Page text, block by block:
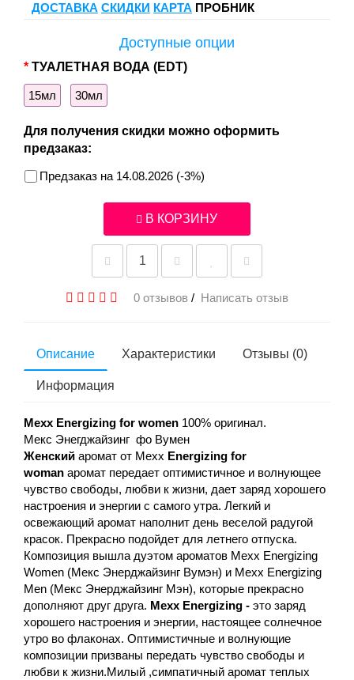
ДОСТАВКА СКИДКИ КАРТА ПРОБНИК
Доступные опции
ТУАЛЕТНАЯ ВОДА (EDT)
15мл 30мл
Для получения скидки можно оформить
предзаказ:
Предзаказ на 14.08.2026 (-3%)
В КОРЗИНУ
0 отзывов / Написать отзыв
Описание Характеристики Отзывы (0)
Информация
Mexx Energizing for women 100% оригинал.
Мекс Энегджайзинг фо Вумен
Женский аромат от Mexx Energizing for
woman аромат передает оптимистичное и волнующее
чувство свободы, любви к жизни, дает заряд хорошего
настроения и энергии с самого утра. Легкий и
освежающий аромат наполнит день веселой радугой
красок. Прекрасно подойдет для летнего отпуска.
Композиция вышла дуэтом ароматов Mexx Energizing
Women (Мекс Энерджайзинг Вумэн) и Mexx Energizing
Men (Мекс Энерджайзинг Мэн), которые прекрасно
дополняют друг друга. Mexx Energizing - это заряд
хорошего настроения и энергии, настоящее солнечное
утро во флаконах. Оптимистичные и волнующие
композиции призваны передать чувство свободы и
любви к жизни.Милый ,симпатичный аромат теплых